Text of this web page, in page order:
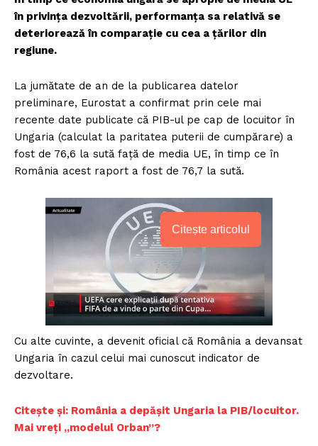
în privinţa dezvoltării, performanța sa relativă se
deteriorează în comparație cu cea a țărilor din
regiune.
La jumătate de an de la publicarea datelor
preliminare, Eurostat a confirmat prin cele mai
recente date publicate că PIB-ul pe cap de locuitor în
Ungaria (calculat la paritatea puterii de cumpărare) a
fost de 76,6 la sută faţă de media UE, în timp ce în
România acest raport a fost de 76,7 la sută.
Citește articolul
Cu alte cuvinte, a devenit oficial că România a devansat
Ungaria în cazul celui mai cunoscut indicator de
dezvoltare.
Citește și: România a depășit Ungaria la PIB/locuitor.
Mai vreți „modelul Orban”?